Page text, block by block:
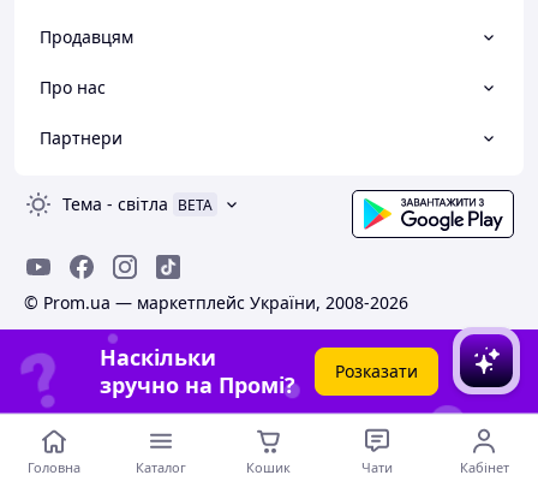
Продавцям
Про нас
Партнери
Тема - світла BETA
© Prom.ua — маркетплейс України, 2008-2026
Наскільки
зручно на Промі?
Розказати
Головна Каталог Кошик Чати Кабінет